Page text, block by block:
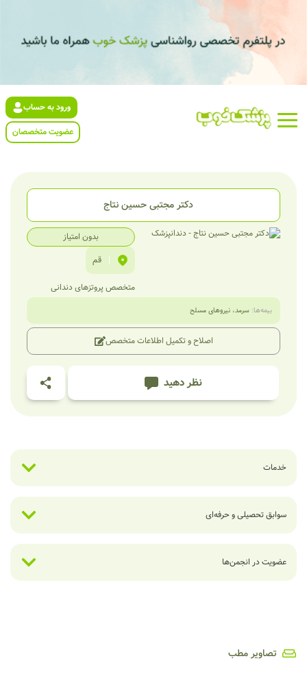
ورود به حساب
عضویت متخصصان
دکتر مجتبی حسین نتاج
بدون امتیاز
|
قم
متخصص پروتزهای دندانی
بیمه‌ها:سرمد، نیروهای مسلح
اصلاح و تکمیل اطلاعات متخصص
نظر دهید
خدمات
سوابق تحصیلی و حرفه‌ای
عضویت در انجمن‌ها
تصاویر مطب